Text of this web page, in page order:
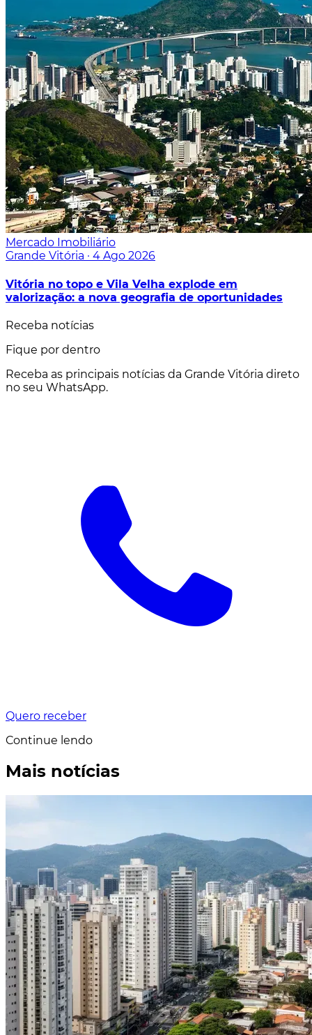
Mercado Imobiliário
Grande Vitória · 4 Ago 2026
Vitória no topo e Vila Velha explode em
valorização: a nova geografia de oportunidades
Receba notícias
Fique por dentro
Receba as principais notícias da Grande Vitória direto
no seu WhatsApp.
Quero receber
Continue lendo
Mais notícias